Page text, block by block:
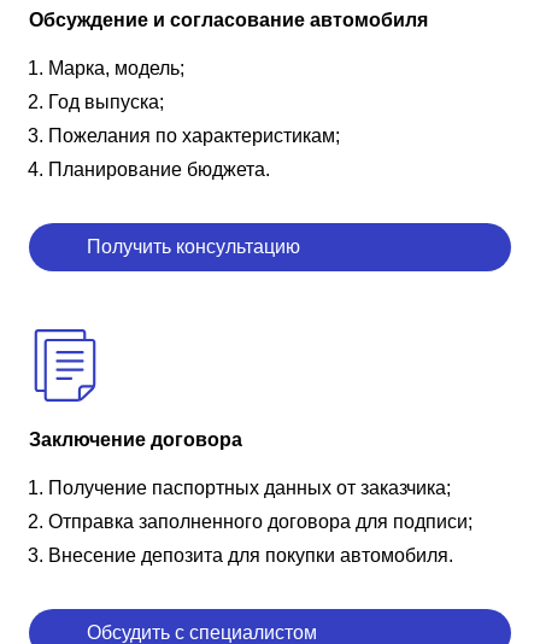
Обсуждение и согласование автомобиля
Марка, модель;
Год выпуска;
Пожелания по характеристикам;
Планирование бюджета.
Получить консультацию
Заключение договора
Получение паспортных данных от заказчика;
Отправка заполненного договора для подписи;
Внесение депозита для покупки автомобиля.
Обсудить с специалистом